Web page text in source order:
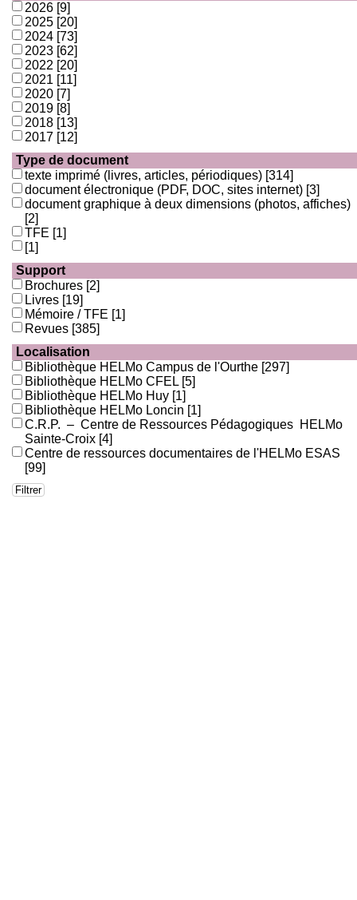
2026 [9]
2025 [20]
2024 [73]
2023 [62]
2022 [20]
2021 [11]
2020 [7]
2019 [8]
2018 [13]
2017 [12]
Type de document
texte imprimé (livres, articles, périodiques) [314]
document électronique (PDF, DOC, sites internet) [3]
document graphique à deux dimensions (photos, affiches)
[2]
TFE [1]
[1]
Support
Brochures [2]
Livres [19]
Mémoire / TFE [1]
Revues [385]
Localisation
Bibliothèque HELMo Campus de l'Ourthe [297]
Bibliothèque HELMo CFEL [5]
Bibliothèque HELMo Huy [1]
Bibliothèque HELMo Loncin [1]
C.R.P. – Centre de Ressources Pédagogiques HELMo
Sainte-Croix [4]
Centre de ressources documentaires de l'HELMo ESAS
[99]